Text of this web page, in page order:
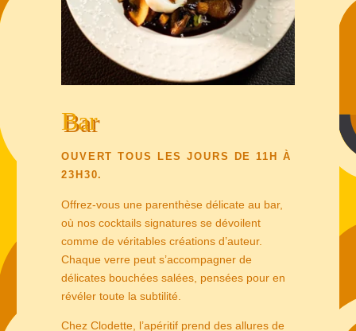
Bar
OUVERT TOUS LES JOURS DE 11H À
23H30.
Offrez-vous une parenthèse délicate au bar,
où nos cocktails signatures se dévoilent
comme de véritables créations d’auteur.
Chaque verre peut s’accompagner de
délicates bouchées salées, pensées pour en
révéler toute la subtilité.
Chez Clodette, l’apéritif prend des allures de
TABLE DU CHEF
GALERIE